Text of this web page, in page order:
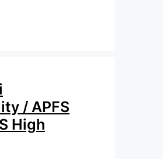
/ APFS
High